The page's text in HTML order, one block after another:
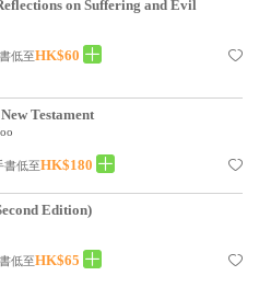
on Suffering and Evil
低至HK$60
Testament
書低至HK$180
Edition)
低至HK$65